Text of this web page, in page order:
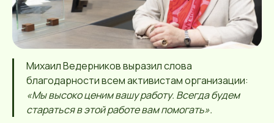
Михаил Ведерников выразил слова
благодарности всем активистам организации:
«Мы высоко ценим вашу работу. Всегда будем
стараться в этой работе вам помогать».